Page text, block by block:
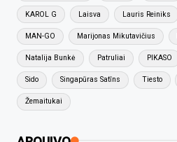
KAROL G Laisva Lauris Reiniks
MAN-GO Marijonas Mikutavičius
Natalija Bunkė Patruliai PIKASO
Sido Singapūras Satīns Tiesto
Žemaitukai